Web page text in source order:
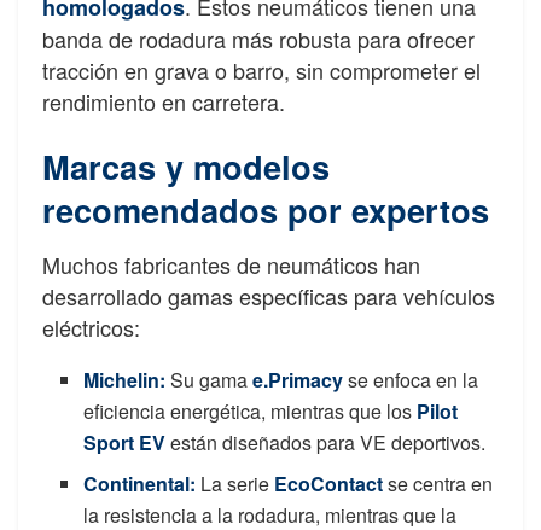
homologados. Estos neumáticos tienen una
banda de rodadura más robusta para ofrecer
tracción en grava o barro, sin comprometer el
rendimiento en carretera.
Marcas y modelos
recomendados por expertos
Muchos fabricantes de neumáticos han
desarrollado gamas específicas para vehículos
eléctricos:
Michelin: Su gamae.Primacyse enfoca en la
eficiencia energética, mientras que los Pilot
Sport EVestán diseñados para VE deportivos.
Continental: La serie EcoContactse centra en
la resistencia a la rodadura, mientras que la